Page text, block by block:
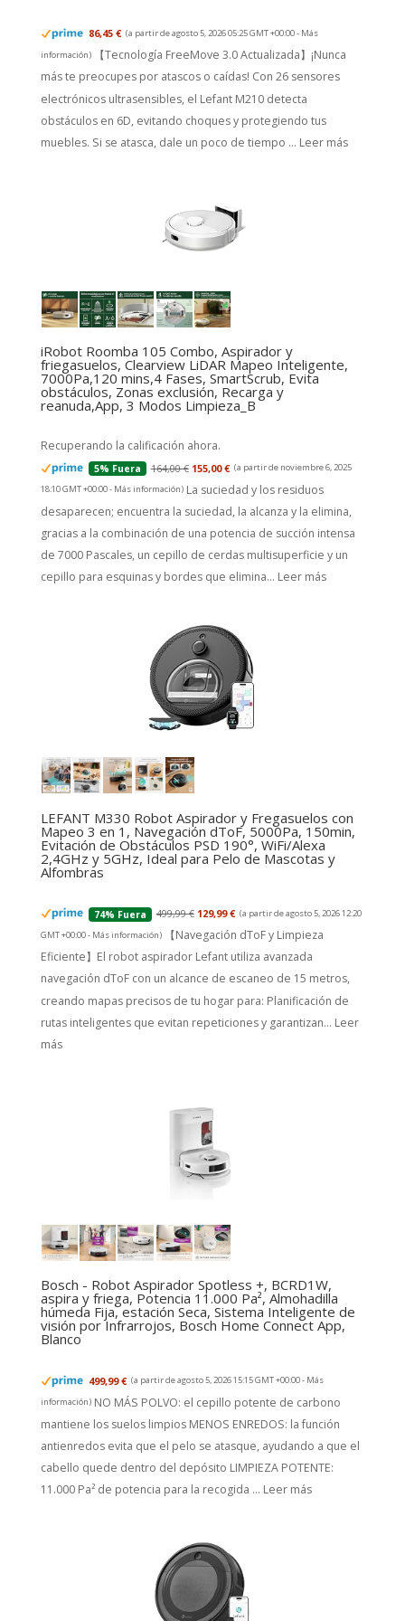
86,45 € (a partir de agosto 5, 2026 05:25 GMT +00:00 - Más
información)
【Tecnología FreeMove 3.0 Actualizada】¡Nunca
más te preocupes por atascos o caídas! Con 26 sensores
electrónicos ultrasensibles, el Lefant M210 detecta
obstáculos en 6D, evitando choques y protegiendo tus
muebles. Si se atasca, dale un poco de tiempo ... Leer más
iRobot Roomba 105 Combo, Aspirador y
friegasuelos, Clearview LiDAR Mapeo Inteligente,
7000Pa,120 mins,4 Fases, SmartScrub, Evita
obstáculos, Zonas exclusión, Recarga y
reanuda,App, 3 Modos Limpieza_B
Recuperando la calificación ahora.
5% Fuera 164,00 € 155,00 € (a partir de noviembre 6, 2025
18:10 GMT +00:00 - Más información) La suciedad y los residuos
desaparecen; encuentra la suciedad, la alcanza y la elimina,
gracias a la combinación de una potencia de succión intensa
de 7000 Pascales, un cepillo de cerdas multisuperficie y un
cepillo para esquinas y bordes que elimina... Leer más
LEFANT M330 Robot Aspirador y Fregasuelos con
Mapeo 3 en 1, Navegación dToF, 5000Pa, 150min,
Evitación de Obstáculos PSD 190°, WiFi/Alexa
2,4GHz y 5GHz, Ideal para Pelo de Mascotas y
Alfombras
74% Fuera 499,99 € 129,99 € (a partir de agosto 5, 2026 12:20
GMT +00:00 - Más información)
【Navegación dToF y Limpieza
Eficiente】El robot aspirador Lefant utiliza avanzada
navegación dToF con un alcance de escaneo de 15 metros,
creando mapas precisos de tu hogar para: Planificación de
rutas inteligentes que evitan repeticiones y garantizan... Leer
más
Bosch - Robot Aspirador Spotless +, BCRD1W,
aspira y friega, Potencia 11.000 Pa², Almohadilla
húmeda Fija, estación Seca, Sistema Inteligente de
visión por Infrarrojos, Bosch Home Connect App,
Blanco
499,99 € (a partir de agosto 5, 2026 15:15 GMT +00:00 - Más
información) NO MÁS POLVO: el cepillo potente de carbono
mantiene los suelos limpios MENOS ENREDOS: la función
antienredos evita que el pelo se atasque, ayudando a que el
cabello quede dentro del depósito LIMPIEZA POTENTE:
11.000 Pa² de potencia para la recogida ... Leer más